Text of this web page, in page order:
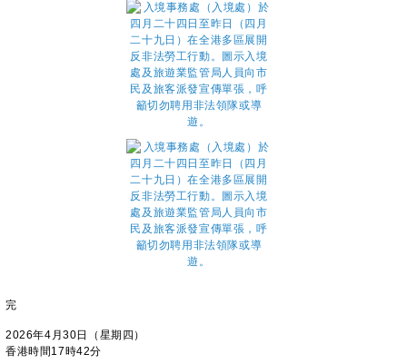
完
2026年4月30日（星期四）
香港時間17時42分